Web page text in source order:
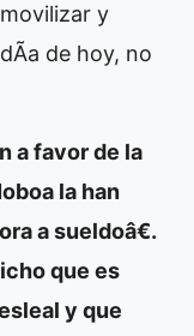
y
de hoy, no
a favor de la
la han
a sueldoâ€.
que es
y que